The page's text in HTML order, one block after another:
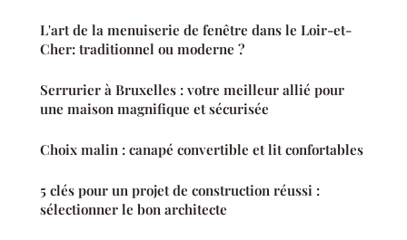
L'art de la menuiserie de fenêtre dans le Loir-et-
Cher: traditionnel ou moderne ?
Serrurier à Bruxelles : votre meilleur allié pour
une maison magnifique et sécurisée
Choix malin : canapé convertible et lit confortables
5 clés pour un projet de construction réussi :
sélectionner le bon architecte